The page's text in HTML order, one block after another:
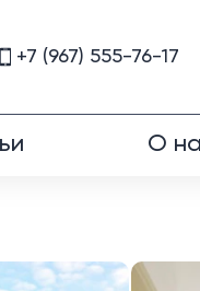
+7 (967) 555-76-17
О